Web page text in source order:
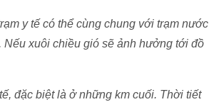
y tế có thể cùng chung với trạm nước
xuôi chiều gió sẽ ảnh hưởng tới đồ
đặc biệt là ở những km cuối. Thời tiết